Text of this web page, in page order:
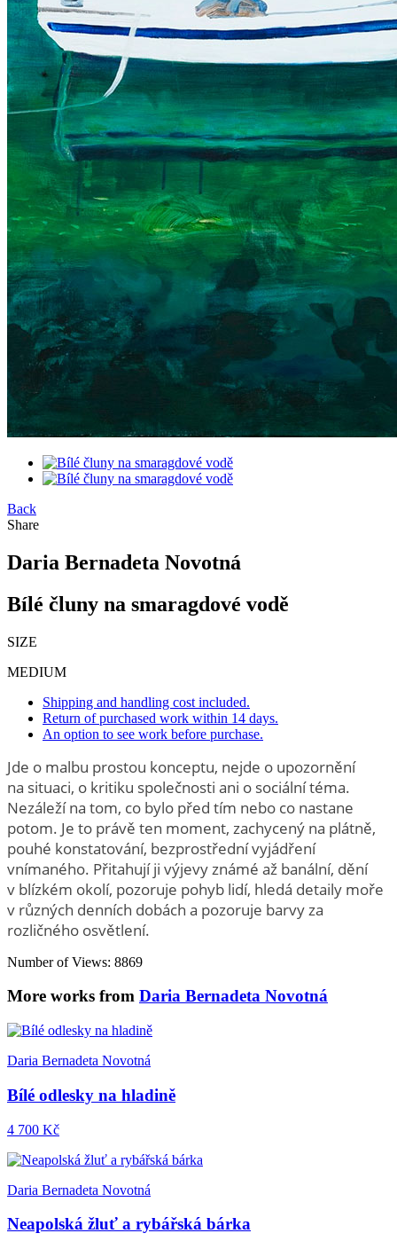
Back
Share
Daria Bernadeta Novotná
Bílé čluny na smaragdové vodě
SIZE
MEDIUM
Shipping and handling cost included.
Return of purchased work within 14 days.
An option to see work before purchase.
Jde o malbu prostou konceptu, nejde o upozornění
na situaci, o kritiku společnosti ani o sociální téma.
Nezáleží na tom, co bylo před tím nebo co nastane
potom. Je to právě ten moment, zachycený na plátně,
pouhé konstatování, bezprostřední vyjádření
vnímaného. Přitahují ji výjevy známé až banální, dění
v blízkém okolí, pozoruje pohyb lidí, hledá detaily moře
v různých denních dobách a pozoruje barvy za
rozličného osvětlení.
Number of Views: 8869
More works from Daria Bernadeta Novotná
Daria Bernadeta Novotná
Bílé odlesky na hladině
4 700 Kč
Daria Bernadeta Novotná
Neapolská žluť a rybářská bárka